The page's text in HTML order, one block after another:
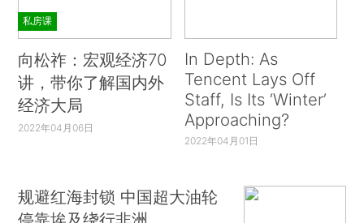
私房课
向松祚：宏观经济70
讲，带你了解国内外
经济大局
2022年04月06日
In Depth: As
Tencent Lays Off
Staff, Is Its ‘Winter’
Approaching?
2022年04月01日
规避红海封锁 中国超大油轮